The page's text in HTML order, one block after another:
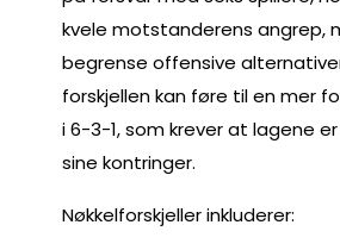
kvele motstanderens angrep,
begrense offensive
forskjellen kan føre til en mer
i 6-3-1, som krever at lagene
sine kontringer.
Nøkkelforskjeller inkluderer: